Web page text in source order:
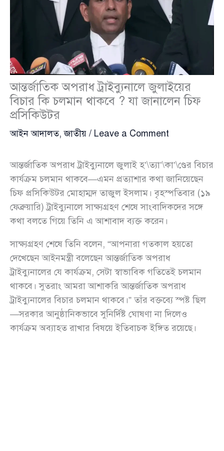
আন্তর্জাতিক অপরাধ ট্রাইব্যুনালে জুলাইয়ের
বিচার কি চলমান থাকবে ? যা জানালেন চিফ
প্রসিকিউটর
আইন আদালত,জাতীয় / Leave a Comment
আন্তর্জাতিক অপরাধ ট্রাইব্যুনালে জুলাই হ’\ত্যা’\কা’\ণ্ডের বিচার
কার্যক্রম চলমান থাকবে—এমন প্রত্যাশার কথা জানিয়েছেন
চিফ প্রসিকিউটর মোহাম্মদ তাজুল ইসলাম। বৃহস্পতিবার (১৯
ফেব্রুয়ারি) ট্রাইব্যুনালে সাক্ষ্যগ্রহণ শেষে সাংবাদিকদের সঙ্গে
কথা বলতে গিয়ে তিনি এ আশাবাদ ব্যক্ত করেন।
সাক্ষ্যগ্রহণ শেষে তিনি বলেন, “আপনারা গতকাল হয়তো
দেখেছেন আইনমন্ত্রী বলেছেন আন্তর্জাতিক অপরাধ
ট্রাইব্যুনালের যে কার্যক্রম, সেটা স্বাভাবিক গতিতেই চলমান
থাকবে। সুতরাং আমরা আশাকরি আন্তর্জাতিক অপরাধ
ট্রাইব্যুনালের বিচার চলমান থাকবে।” তাঁর বক্তব্যে স্পষ্ট ছিল
—সরকার আনুষ্ঠানিকভাবে সুনির্দিষ্ট ঘোষণা না দিলেও
কার্যক্রম অব্যাহত রাখার বিষয়ে ইতিবাচক ইঙ্গিত রয়েছে।